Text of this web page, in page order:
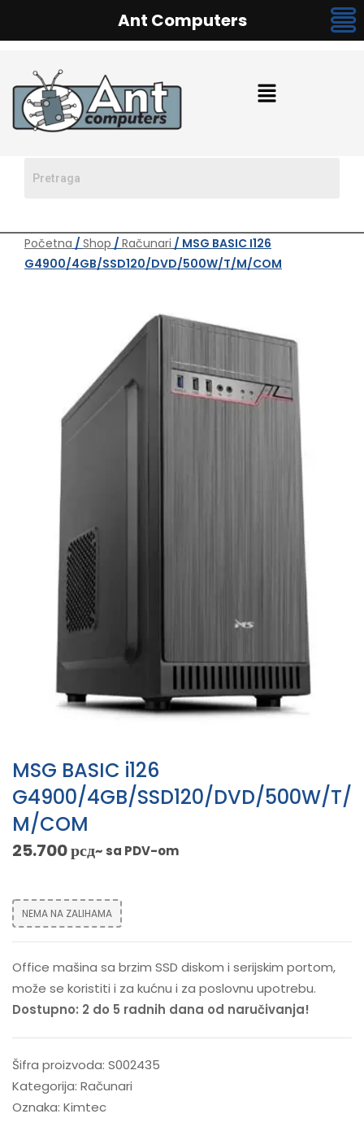
Početna / Shop / Računari / MSG BASIC I126
G4900/4GB/SSD120/DVD/500W/T/M/COM
MSG BASIC i126
G4900/4GB/SSD120/DVD/500W/T/
M/COM
25.700рсд~ sa PDV-om
NEMA NA ZALIHAMA
Office mašina sa brzim SSD diskom i serijskim portom,
može se koristiti i za kućnu i za poslovnu upotrebu.
Dostupno: 2 do 5 radnih dana od naručivanja!
Šifra proizvoda: S002435
Kategorija: Računari
Oznaka: Kimtec
Ant Computers